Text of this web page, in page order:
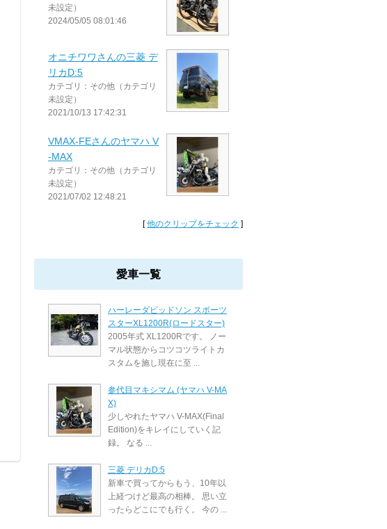
未設定）
2024/05/05 08:01:46
オニチワワさんの三菱 デ
リカD:5
カテゴリ：その他（カテゴリ
未設定）
2021/10/13 17:42:31
VMAX-FEさんのヤマハ V
-MAX
カテゴリ：その他（カテゴリ
未設定）
2021/07/02 12:48:21
[他のクリップをチェック ]
愛車一覧
ハーレーダビッドソン スポーツ
スターXL1200R(ロードスター)
2005年式 XL1200Rです。 ノー
マル状態からコツコツライトカ
スタムを施し現在に至 ...
参代目マキシマム (ヤマハ V-MA
X)
少しやれたヤマハ V-MAX(Final
Edition)をキレイにしていく記
録。 なる ...
三菱 デリカD:5
新車で買ってからもう、10年以
上経つけど最高の相棒。 思い立
ったらどこにでも行く。 今の ...